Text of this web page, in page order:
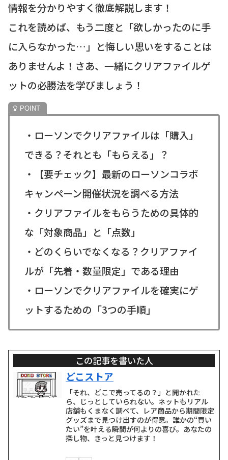
情報を分かりやすく徹底解説します！
これを読めば、もう二度と「欲しかったのに手
に入らなかった…」と悔しい思いをすることは
ありませんよ！さあ、一緒にクリアファイルゲ
ットの必勝法を学びましょう！
・ローソンでクリアファイルは「購入」
できる？それとも「もらえる」？
・【要チェック】最新のローソンコラボ
キャンペーン開催状況を調べる方法
・クリアファイルをもらうための具体的
な「対象商品」と「点数」
・どのくらいでなくなる？クリアファイ
ルが「先着・数量限定」である理由
・ローソンでクリアファイルを確実にゲ
ットするための「3つの手順」
この記事を書いた人
どこストア
「それ、どこで売ってるの？」と聞かれた
ら、じっとしていられない。ネットもリアル
店舗もくまなく調べて、レア商品から期間限定
グッズまで見つけ出すのが得意。誰かの“買い
たい”を叶える瞬間が何よりの喜び。あなたの
探し物、きっと見つけます！